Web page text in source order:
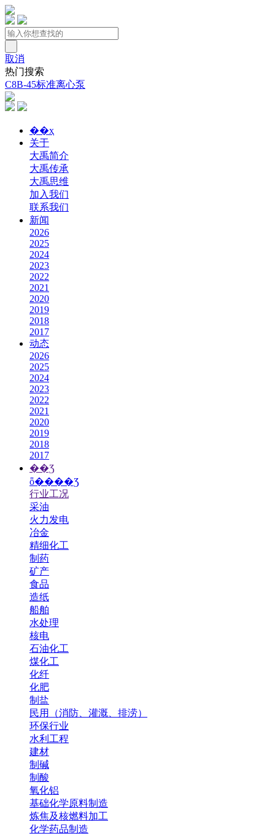
取消
热门搜索
C8B-45标准离心泵
��ҳ
关于
大禹简介
大禹传承
大禹思维
加入我们
联系我们
新闻
2026
2025
2024
2023
2022
2021
2020
2019
2018
2017
动态
2026
2025
2024
2023
2022
2021
2020
2019
2018
2017
��Ʒ
ȫ����Ʒ
行业工况
采油
火力发电
冶金
精细化工
制药
矿产
食品
造纸
船舶
水处理
核电
石油化工
煤化工
化纤
化肥
制盐
民用（消防、灌溉、排涝）
环保行业
水利工程
建材
制碱
制酸
氧化铝
基础化学原料制造
炼焦及核燃料加工
化学药品制造